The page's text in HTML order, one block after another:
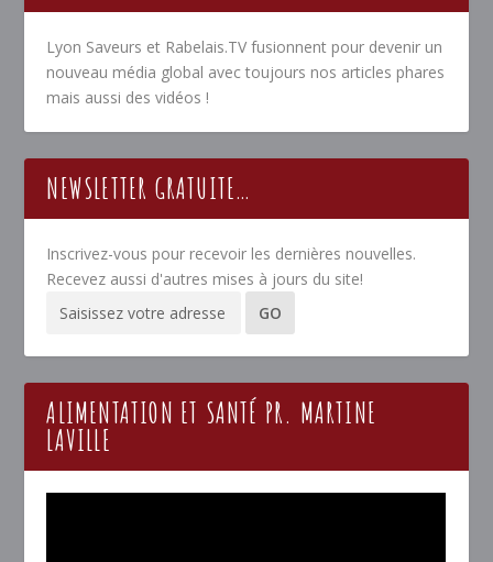
Lyon Saveurs et Rabelais.TV fusionnent pour devenir un
nouveau média global avec toujours nos articles phares
mais aussi des vidéos !
NEWSLETTER GRATUITE…
Inscrivez-vous pour recevoir les dernières nouvelles.
Recevez aussi d'autres mises à jours du site!
ALIMENTATION ET SANTÉ PR. MARTINE
LAVILLE